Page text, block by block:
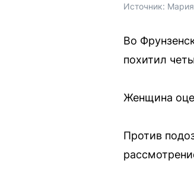
Источник:
Во
похитил
Женщина
Против